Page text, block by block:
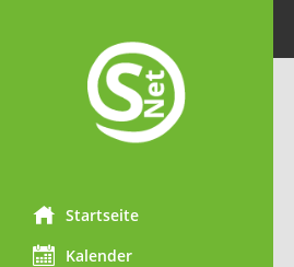
Startseite
Kalender